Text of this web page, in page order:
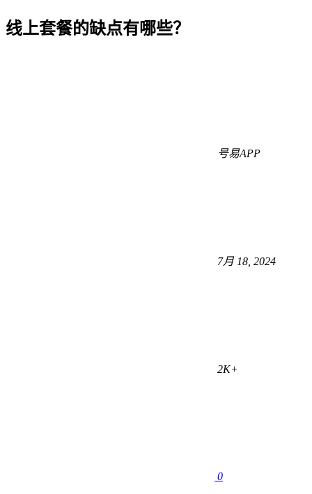
线上套餐的缺点有哪些？
号易APP
7月 18, 2024
2K+
0